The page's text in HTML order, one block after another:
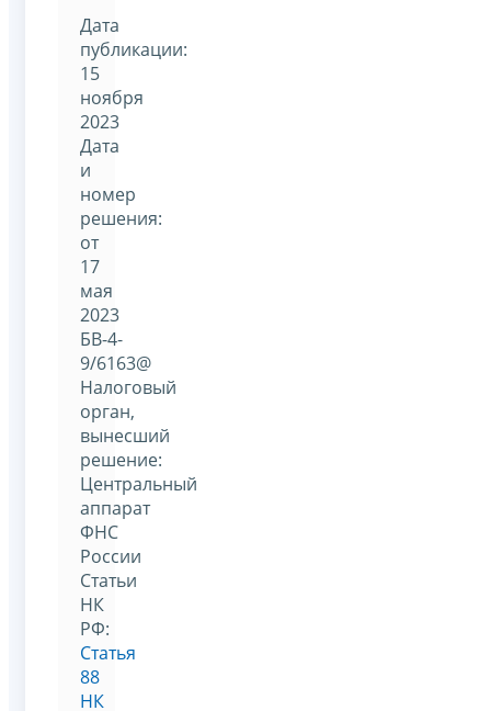
Дата
публикации:
15
ноября
2023
Дата
и
номер
решения:
от
17
мая
2023
БВ-4-
9/6163@
Налоговый
орган,
вынесший
решение:
Центральный
аппарат
ФНС
России
Статьи
НК
РФ:
Статья
88
НК